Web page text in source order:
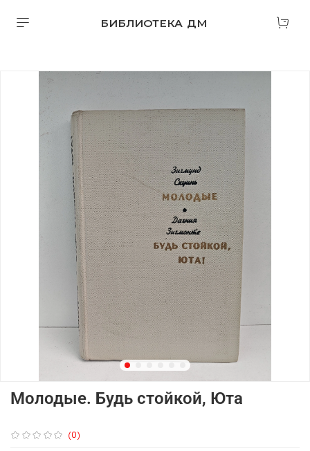
БИБЛИОТЕКА ДМ
(0)
Молодые. Будь стойкой, Юта